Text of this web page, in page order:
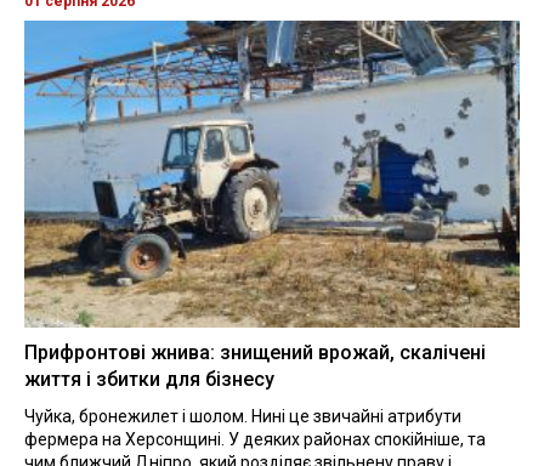
Прифронтові жнива: знищений врожай, скалічені
життя і збитки для бізнесу
Чуйка, бронежилет і шолом. Нині це звичайні атрибути
фермера на Херсонщині. У деяких районах спокійніше, та